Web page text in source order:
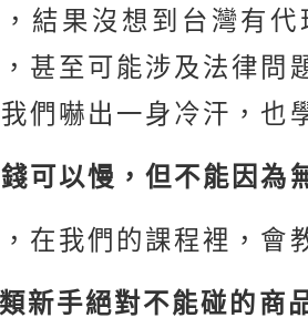
結果沒想到台灣有
甚至可能涉及法律問
們嚇出一身冷汗，也
錢可以慢，但不能因
在我們的課程裡，會
新手絕對不能碰的商